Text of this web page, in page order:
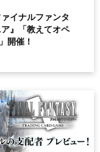
イナルファンタ
』「教えてオペ
開催！